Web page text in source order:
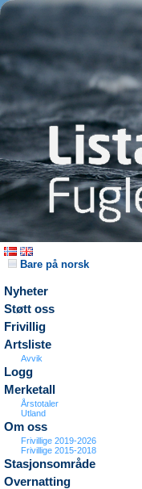
Bare på norsk
Nyheter
Støtt oss
Frivillig
Artsliste
Avvik
Logg
Merketall
Årstotaler
Utland
Om oss
Frivillige 2019-2026
Frivillige 2015-2018
Stasjonsområde
Overnatting